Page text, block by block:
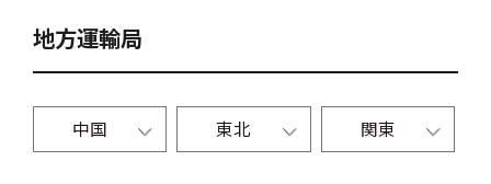
地方運輸局
中国 東北 関東